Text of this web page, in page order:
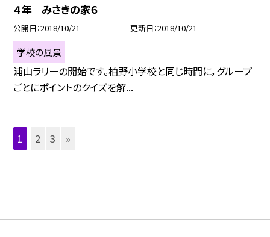
４年 みさきの家６
公開日 2018/10/21 更新日 2018/10/21
学校の風景
浦山ラリーの開始です。柏野小学校と同じ時間に，グループ
ごとにポイントのクイズを解...
1 2 3 »